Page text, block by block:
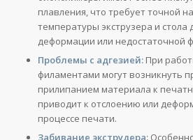
плавления, что требует точной
температуры экструзера и
деформации или недостаточной
Проблемы с адгезией:При
филаментами могут возникнуть
прилипанием материала к
приводит к отслоению или
процессе печати.
Забивание экструдера: